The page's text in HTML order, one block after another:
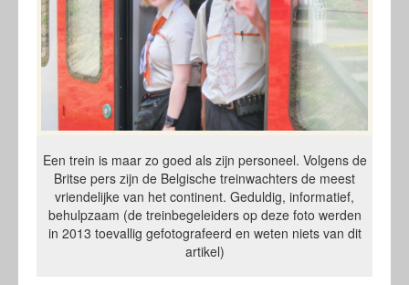
Een trein is maar zo goed als zijn personeel. Volgens de
Britse pers zijn de Belgische treinwachters de meest
vriendelijke van het continent. Geduldig, informatief,
behulpzaam (de treinbegeleiders op deze foto werden
in 2013 toevallig gefotografeerd en weten niets van dit
artikel)